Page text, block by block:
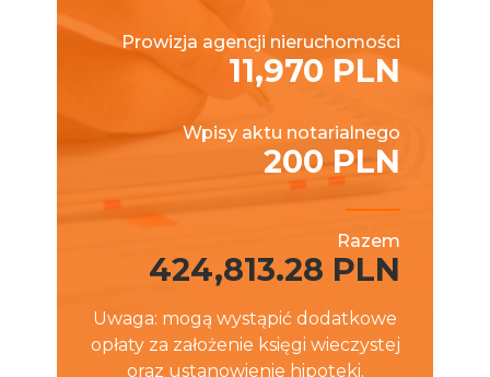
Prowizja agencji nieruchomości
11,970 PLN
Wpisy aktu notarialnego
200 PLN
Razem
424,813.28 PLN
Uwaga: mogą wystąpić dodatkowe
opłaty za założenie księgi wieczystej
oraz ustanowienie hipoteki.